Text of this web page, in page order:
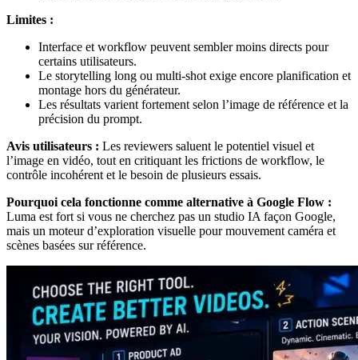
Limites :
Interface et workflow peuvent sembler moins directs pour
certains utilisateurs.
Le storytelling long ou multi-shot exige encore planification et
montage hors du générateur.
Les résultats varient fortement selon l’image de référence et la
précision du prompt.
Avis utilisateurs : Les reviewers saluent le potentiel visuel et
l’image en vidéo, tout en critiquant les frictions de workflow, le
contrôle incohérent et le besoin de plusieurs essais.
Pourquoi cela fonctionne comme alternative à Google Flow :
Luma est fort si vous ne cherchez pas un studio IA façon Google,
mais un moteur d’exploration visuelle pour mouvement caméra et
scènes basées sur référence.